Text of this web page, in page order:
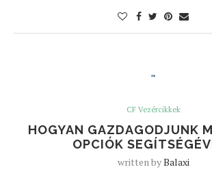
CF Vezércikkek
HOGYAN GAZDAGODJUNK
OPCIÓK
written byBalaxi